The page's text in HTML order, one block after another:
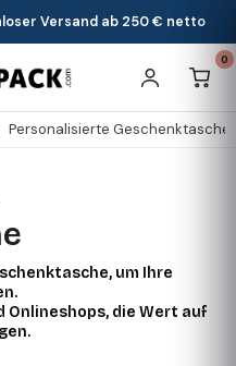
Versand ab 250 € netto
0
Personalisierte Geschenktasche
um Ihre
Onlineshops, die Wert auf